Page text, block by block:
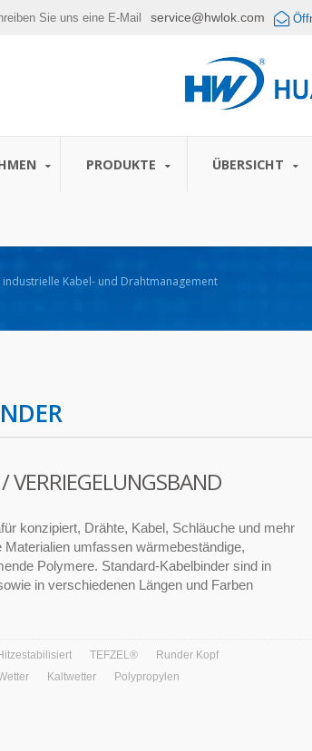
Sie uns eine E-Mail service@hwlok.com
PRODUKTE ÜBERSICHT
Kabel- und Drahtmanagement
konzipiert, Drähte, Kabel, Schläuche und mehr
umfassen wärmebeständige,
Polymere. Standard-Kabelbinder sind in
in verschiedenen Längen und Farben
TEFZEL®
Runder Kopf
Kaltwetter Polypropylen